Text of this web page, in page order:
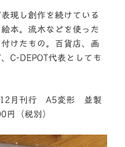
現し創作を続けている
本。流木などを使った
けたもの。百貨店、画
C-DEPOT代表としても
月刊行 A5変形 並製
（税別）